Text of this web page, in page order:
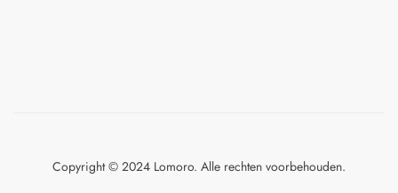
Copyright © 2024 Lomoro. Alle rechten voorbehouden.